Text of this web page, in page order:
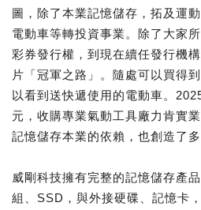
圖，除了本業記憶儲存，拓及運
電動車等轉投資事業。除了大家
彩券發行權，到現在續任發行機
片「冠軍之路」。隨處可以買得
以看到送快遞使用的電動車。
元，收購專業氣動工具廠力肯實
記憶儲存本業的依賴，也創造了
威剛科技擁有完整的記憶儲存產
組、SSD，與外接硬碟、記憶卡